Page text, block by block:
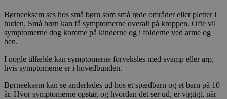
Børneeksem ses hos små børn som små røde områder eller pletter i
huden. Små børn kan få symptomerne overalt på kroppen. Ofte vil
symptomerne dog komme på kinderne og i folderne ved arme og
ben.
I nogle tilfælde kan symptomerne forveksles med svamp eller arp,
hvis symptomerne er i hovedbunden.
Børneeksem kan se anderledes ud hos et spædbarn og et barn på 10
år. Hvor symptomerne opstår, og hvordan det ser ud, er vigtigt, når